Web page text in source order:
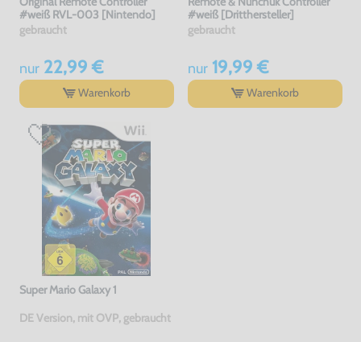
#weiß RVL-003 [Nintendo]
gebraucht
nur22,99 €
Warenkorb
#weiß [Dritthersteller]
gebraucht
nur19,99 €
Warenkorb
Super Mario Galaxy 1
DE Version, mit OVP, gebraucht